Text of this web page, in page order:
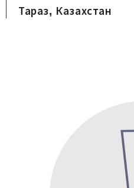
Тараз, Казахстан